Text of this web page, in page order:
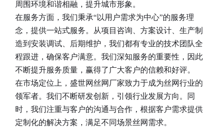
周围环境和谐相融，提升城市形象。
在服务方面，我们秉承“以用户需求为中心”的服务理
念，提供一站式服务。从项目咨询、方案设计、生产制
造到安装调试、后期维护，我们都有专业的技术团队全
程跟进，确保客户满意。我们深知服务的重要性，因此
不断提升服务质量，赢得了广大客户的信赖和好评。
在市场定位上， 盛世网丝网厂家致力于成为丝网行业的
领军者。我们不断研发创新，引领行业发展方向。同
时，我们注重与客户的沟通与合作，根据客户需求提供
定制化的解决方案，满足不同场景丝网需求。